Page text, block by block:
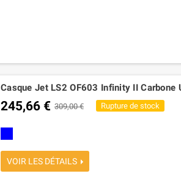
Casque Jet LS2 OF603 Infinity II Carbone
245,66 € 309,00 € Rupture de stock
VOIR LES DÉTAILS